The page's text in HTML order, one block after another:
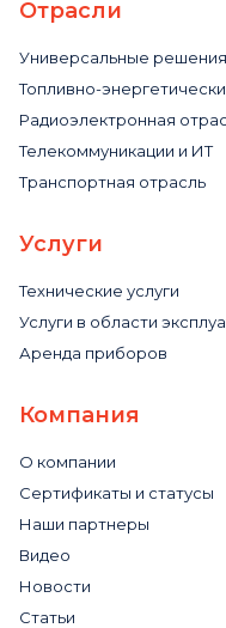
Отрасли
Универсальные решения
Топливно-
Радиоэлектронная
Телекоммуникации и ИТ
Транспортная отрасль
Услуги
Технические услуги
Услуги в области
Аренда приборов
Компания
О компании
Сертификаты и статусы
Наши партнеры
Видео
Новости
Статьи